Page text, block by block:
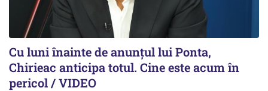
Cu luni înainte de anunțul lui Ponta,
Chirieac anticipa totul. Cine este acum în
pericol / VIDEO